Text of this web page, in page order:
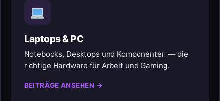
Laptops & PC
Notebooks, Desktops und Komponenten — die
richtige Hardware für Arbeit und Gaming.
BEITRÄGE ANSEHEN →